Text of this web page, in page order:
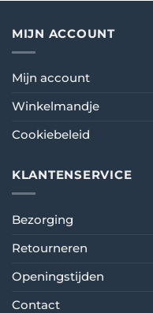
MIJN ACCOUNT
Mijn account
Winkelmandje
Cookiebeleid
KLANTENSERVICE
Bezorging
Retourneren
Openingstijden
Contact